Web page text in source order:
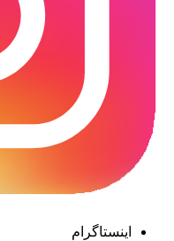
اینستاگرام